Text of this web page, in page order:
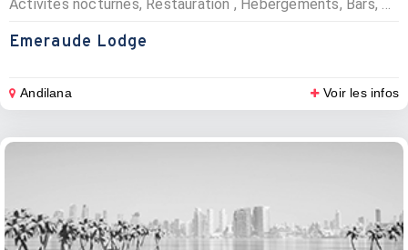
Emeraude Lodge
Andilana Voir les infos